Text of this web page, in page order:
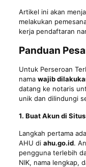
Artikel ini akan
melakukan
kerja pendaftaran
Panduan
Untuk Perseroan
nama wajib
datang ke notaris
unik dan dilindungi
1. Buat Akun di
Langkah pertama
AHU di ahu.go.id.
pengguna terlebih
NIK, nama lengkap,